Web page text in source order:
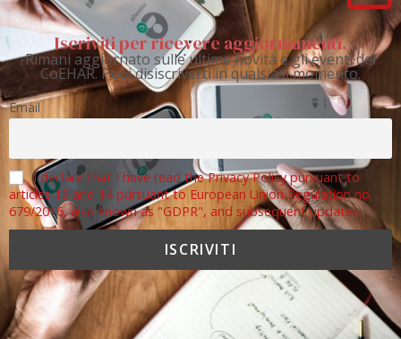
Iscriviti per ricevere aggiornamenti.
Rimani aggiornato sulle ultime novità e gli eventi del
CoEHAR. Puoi disiscriverti in qualsiasi momento.
Email
I declare that I have read the Privacy Policy pursuant to
articles 13 and 14 pursuant to European Union Regulation no.
679/2016, also known as "GDPR", and subsequent updates.